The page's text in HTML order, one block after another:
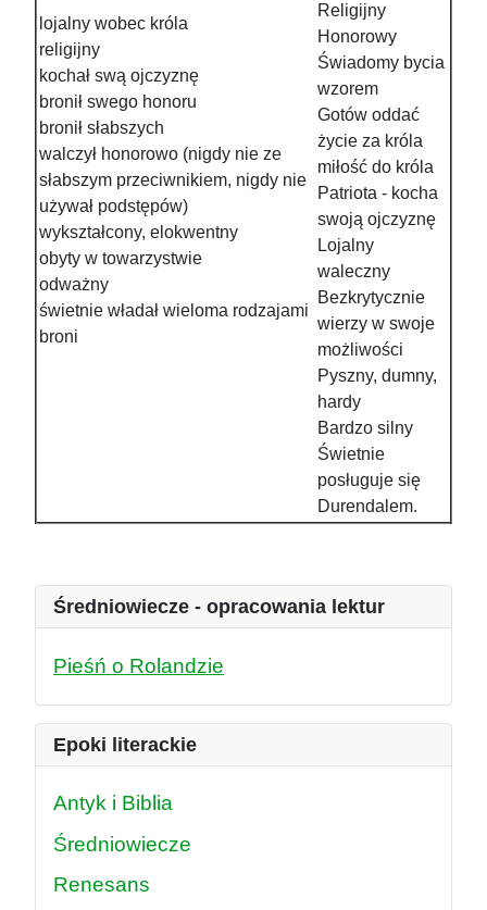
lojalny wobec króla
religijny
kochał swą ojczyznę
bronił swego honoru
bronił słabszych
walczył honorowo (nigdy nie ze
słabszym przeciwnikiem, nigdy nie
używał podstępów)
wykształcony, elokwentny
obyty w towarzystwie
odważny
świetnie władał wieloma rodzajami
broni
Religijny
Honorowy
Świadomy bycia
wzorem
Gotów oddać
życie za króla
miłość do króla
Patriota - kocha
swoją ojczyznę
Lojalny
waleczny
Bezkrytycznie
wierzy w swoje
możliwości
Pyszny, dumny,
hardy
Bardzo silny
Świetnie
posługuje się
Durendalem.
Średniowiecze - opracowania lektur
Pieśń o Rolandzie
Epoki literackie
Antyk i Biblia
Średniowiecze
Renesans